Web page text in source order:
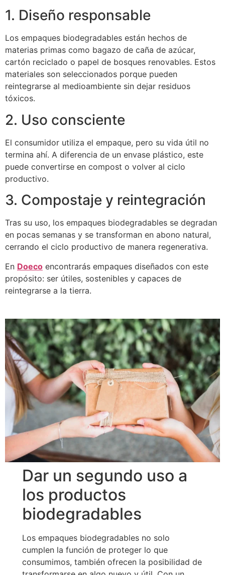
1. Diseño responsable
Los empaques biodegradables están hechos de
materias primas como bagazo de caña de azúcar,
cartón reciclado o papel de bosques renovables. Estos
materiales son seleccionados porque pueden
reintegrarse al medioambiente sin dejar residuos
tóxicos.
2. Uso consciente
El consumidor utiliza el empaque, pero su vida útil no
termina ahí. A diferencia de un envase plástico, este
puede convertirse en compost o volver al ciclo
productivo.
3. Compostaje y reintegración
Tras su uso, los empaques biodegradables se degradan
en pocas semanas y se transforman en abono natural,
cerrando el ciclo productivo de manera regenerativa.
En Doeco encontrarás empaques diseñados con este
propósito: ser útiles, sostenibles y capaces de
reintegrarse a la tierra.
Dar un segundo uso a
los productos
biodegradables
Los empaques biodegradables no solo
cumplen la función de proteger lo que
consumimos, también ofrecen la posibilidad de